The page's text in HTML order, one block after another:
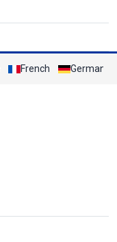
French German